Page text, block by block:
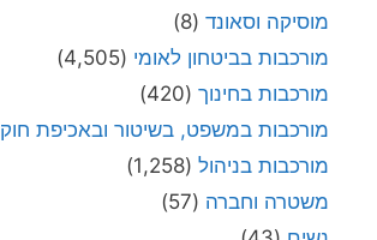
מוסיקה וסאונד (8)
מורכבות בביטחון לאומי (4,505)
מורכבות בחינוך (420)
מורכבות במשפט, בשיטור ובאכיפת חוק
מורכבות בניהול (1,258)
משטרה וחברה (57)